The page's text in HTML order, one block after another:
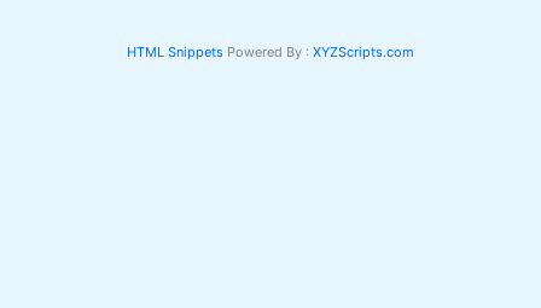
HTML Snippets Powered By : XYZScripts.com